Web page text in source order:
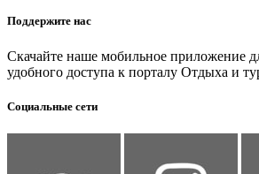
Поддержите нас
Скачайте наше мобильное приложение
удобного доступа к порталу Отдыха и
Социальные сети